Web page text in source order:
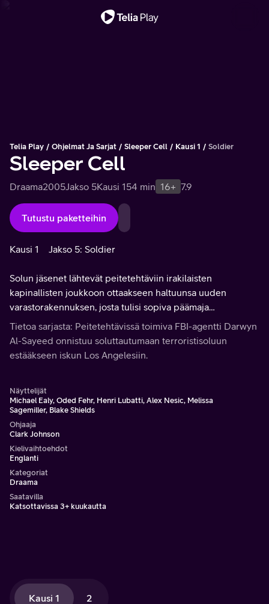
Telia Play Ohjelmat Ja Sarjat Sleeper Cell Kausi 1 Soldier
Sleeper Cell
Draama2005Jakso 5Kausi 154 min 16+ 7.9
Tutustu paketteihin
Kausi 1 Jakso 5: Soldier
Solun jäsenet lähtevät peitetehtäviin irakilaisten
kapinallisten joukkoon ottaakseen haltuunsa uuden
varastorakennuksen, josta tulisi sopiva päämaja
operaatiolle.
Tietoa sarjasta: Peitetehtävissä toimiva FBI-agentti Darwyn
Al-Sayeed onnistuu soluttautumaan terroristisoluun
estääkseen iskun Los Angelesiin.
Näyttelijät
Michael Ealy, Oded Fehr, Henri Lubatti, Alex Nesic, Melissa
Sagemiller, Blake Shields
Ohjaaja
Clark Johnson
Kielivaihtoehdot
Englanti
Kategoriat
Draama
Saatavilla
Katsottavissa 3+ kuukautta
Kausi 1 2